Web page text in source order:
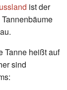
ist der
Tanne heißt auf
sind